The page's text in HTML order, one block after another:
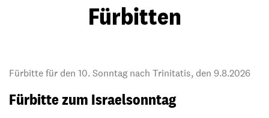
Fürbitten
Fürbitte für den 10. Sonntag nach Trinitatis, den 9.8.2026
Fürbitte zum Israelsonntag